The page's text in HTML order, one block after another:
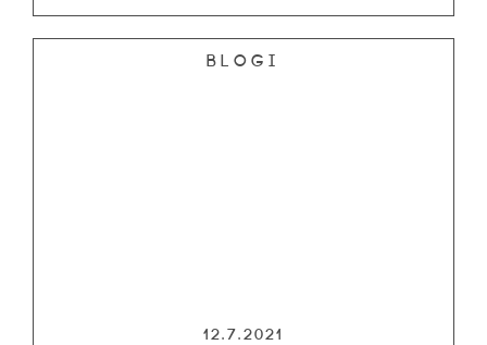
Blogi
12.7.2021